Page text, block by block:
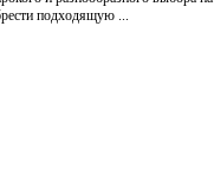
подходящую ...